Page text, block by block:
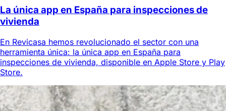
La única app en España para inspecciones de
vivienda
En Revicasa hemos revolucionado el sector con una
herramienta única: la única app en España para
inspecciones de vivienda, disponible en Apple Store y Play
Store.